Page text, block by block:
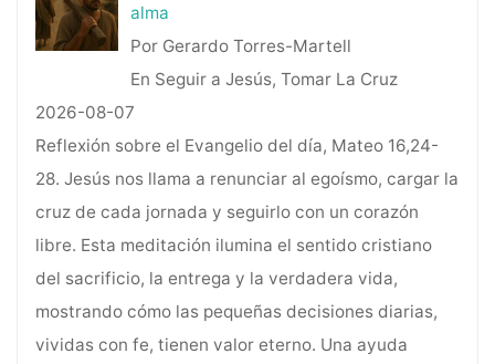
alma
Por Gerardo Torres-Martell
En Seguir a Jesús, Tomar La Cruz
2026-08-07
Reflexión sobre el Evangelio del día, Mateo 16,24-
28. Jesús nos llama a renunciar al egoísmo, cargar la
cruz de cada jornada y seguirlo con un corazón
libre. Esta meditación ilumina el sentido cristiano
del sacrificio, la entrega y la verdadera vida,
mostrando cómo las pequeñas decisiones diarias,
vividas con fe, tienen valor eterno. Una ayuda